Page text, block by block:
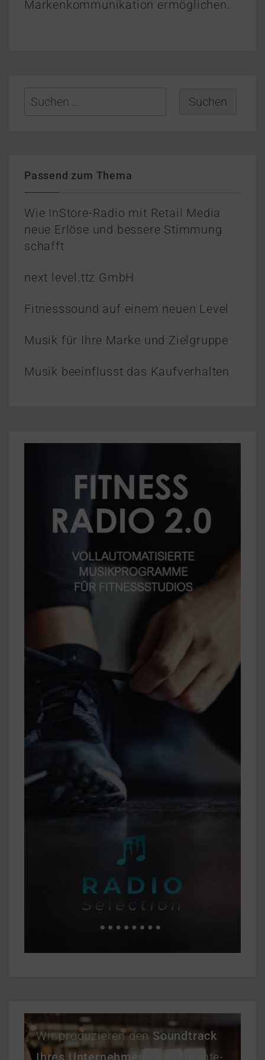
Markenkommunikation ermöglichen.
Suchen
Passend zum Thema
Wie InStore-Radio mit Retail Media
neue Erlöse und bessere Stimmung
schafft
next level.ttz GmbH
Fitnesssound auf einem neuen Level
Musik für Ihre Marke und Zielgruppe
Musik beeinflusst das Kaufverhalten
Wir produzieren den Soundtrack
Ihres Unternehmens
– Ambiente-